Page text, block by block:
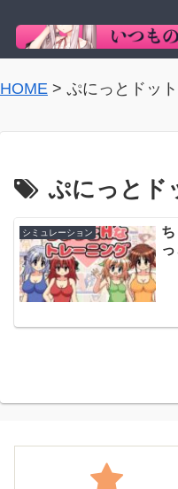
HOME > ぷにっとドット
ぷにっとド
シミュレーション